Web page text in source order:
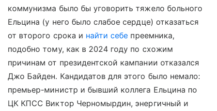
коммунизма было бы уговорить тяжело больного
Ельцина (у него было слабое сердце) отказаться
от второго срока и найти себе преемника,
подобно тому, как в 2024 году по схожим
причинам от президентской кампании отказался
Джо Байден. Кандидатов для этого было немало:
премьер-министр и бывший коллега Ельцина по
ЦК КПСС Виктор Черномырдин, энергичный и